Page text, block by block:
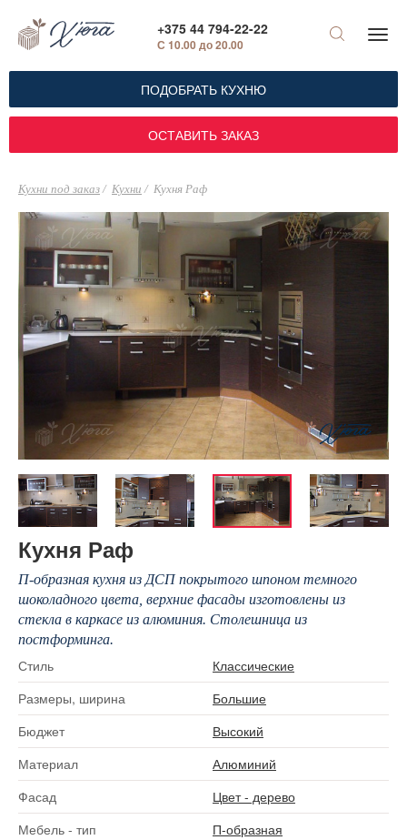
+375 44 794-22-22
С 10.00 до 20.00
ПОДОБРАТЬ КУХНЮ
ОСТАВИТЬ ЗАКАЗ
Кухни под заказ Кухни Кухня Раф
Кухня Раф
П-образная кухня из ДСП покрытого шпоном темного
шоколадного цвета, верхние фасады изготовлены из
стекла в каркасе из алюминия. Столешница из
постформинга.
Стиль
Классические
Размеры, ширина
Большие
Бюджет
Высокий
Материал
Алюминий
Фасад
Цвет - дерево
Мебель - тип
П-образная